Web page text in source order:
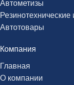
Автометизы
Резинотехнические
Автотовары
Компания
Главная
О компании